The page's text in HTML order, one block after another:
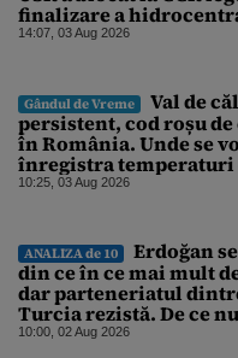
finalizare a
abandonate. „Nu ne-ar
abătut o cupolă de foc”
14:07, 03 Aug 2026
Gândul de Vreme
Val de
persistent, cod roșu
în România. Unde se
înregistra temperaturi
grade, potrivit ANM
10:25, 03 Aug 2026
ANALIZA de 10
Erdoğan
din ce în ce mai mult
dar parteneriatul
Turcia rezistă. De ce
Moscova îngrijorată de
10:00, 02 Aug 2026